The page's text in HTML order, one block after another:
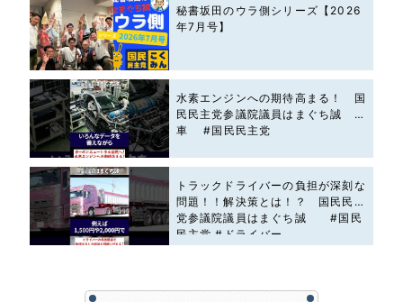
秘書坂田のウラ側シリーズ【2026
年7月号】
水素エンジンへの期待高まる！ 国
民民主党参議院議員はまぐち誠 #
車 #国民民主党
トラックドライバーの負担が深刻な
問題！！解決策とは！？ 国民民主
党参議院議員はまぐち誠 #国民
民主党 #ドライバー